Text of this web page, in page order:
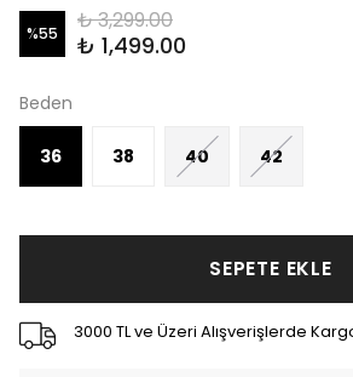
%55 ₺ 3,299.00
₺ 1,499.00
Beden
36 38 40 42
SEPETE EKLE
3000 TL ve Üzeri Alışverişlerde